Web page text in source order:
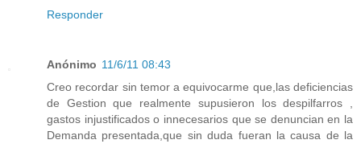
Responder
Anónimo 11/6/11 08:43
Creo recordar sin temor a equivocarme que,las deficiencias
de Gestion que realmente supusieron los despilfarros ,
gastos injustificados o innecesarios que se denuncian en la
Demanda presentada,que sin duda fueran la causa de la